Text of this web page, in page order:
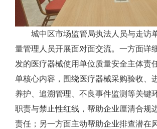
城中区市场监管局执法人员与走访
量管理人员开展面对面交流。一方面详
发的医疗器械使用单位质量安全主体责
单核心内容，围绕医疗器械采购验收、
养护、追溯管理、不良事件监测等关键
职责与禁止性红线，帮助企业厘清合规
责任；另一方面主动帮助企业排查潜在